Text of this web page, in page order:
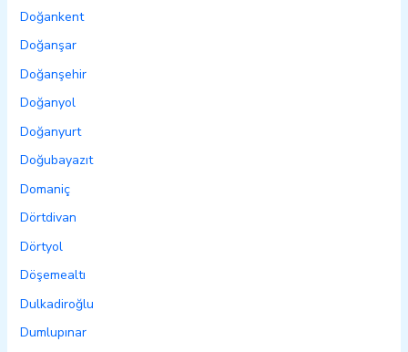
Doğankent
Doğanşar
Doğanşehir
Doğanyol
Doğanyurt
Doğubayazıt
Domaniç
Dörtdivan
Dörtyol
Döşemealtı
Dulkadiroğlu
Dumlupınar